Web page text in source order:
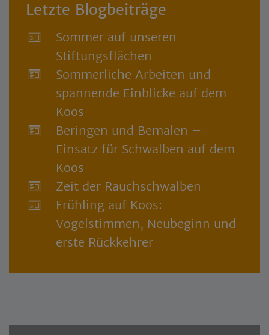
Letzte Blogbeiträge
Sommer auf unseren
Stiftungsflächen
Sommerliche Arbeiten und
spannende Einblicke auf dem
Koos
Beringen und Bemalen –
Einsatz für Schwalben auf dem
Koos
Zeit der Rauchschwalben
Frühling auf Koos:
Vogelstimmen, Neubeginn und
erste Rückkehrer